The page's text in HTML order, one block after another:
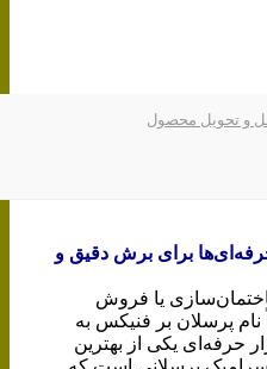
و تحویل محصول
برای برش دقیق و
یا فروش
نام پرسلان بر فنیکس به
حرفه‌ای یکی از بهترین